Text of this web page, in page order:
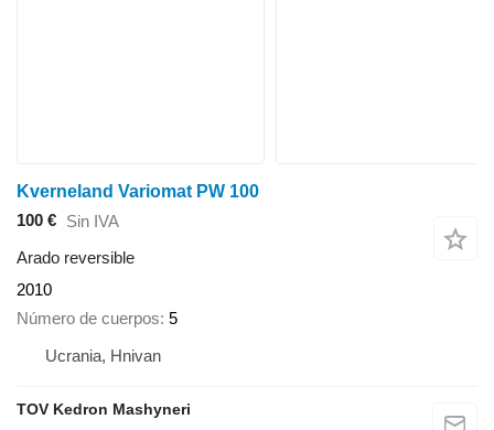
Kverneland Variomat PW 100
100 € Sin IVA
Arado reversible
2010
Número de cuerpos 5
Ucrania, Hnivan
TOV Kedron Mashyneri